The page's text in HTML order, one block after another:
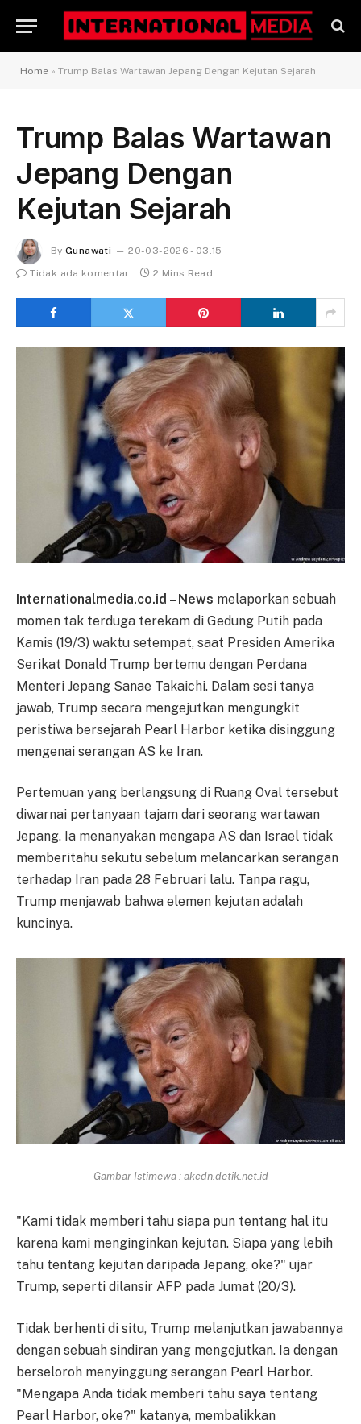
Home » Trump Balas Wartawan Jepang Dengan Kejutan Sejarah
Trump Balas Wartawan
Jepang Dengan
Kejutan Sejarah
By Gunawati
20-03-2026 - 03.15
Tidak ada komentar
2 Mins Read
Internationalmedia.co.id – News melaporkan sebuah
momen tak terduga terekam di Gedung Putih pada
Kamis (19/3) waktu setempat, saat Presiden Amerika
Serikat Donald Trump bertemu dengan Perdana
Menteri Jepang Sanae Takaichi. Dalam sesi tanya
jawab, Trump secara mengejutkan mengungkit
peristiwa bersejarah Pearl Harbor ketika disinggung
mengenai serangan AS ke Iran.
Pertemuan yang berlangsung di Ruang Oval tersebut
diwarnai pertanyaan tajam dari seorang wartawan
Jepang. Ia menanyakan mengapa AS dan Israel tidak
memberitahu sekutu sebelum melancarkan serangan
terhadap Iran pada 28 Februari lalu. Tanpa ragu,
Trump menjawab bahwa elemen kejutan adalah
kuncinya.
Gambar Istimewa : akcdn.detik.net.id
"Kami tidak memberi tahu siapa pun tentang hal itu
karena kami menginginkan kejutan. Siapa yang lebih
tahu tentang kejutan daripada Jepang, oke?" ujar
Trump, seperti dilansir AFP pada Jumat (20/3).
Tidak berhenti di situ, Trump melanjutkan jawabannya
dengan sebuah sindiran yang mengejutkan. Ia dengan
berseloroh menyinggung serangan Pearl Harbor.
"Mengapa Anda tidak memberi tahu saya tentang
Pearl Harbor, oke?" katanya, membalikkan